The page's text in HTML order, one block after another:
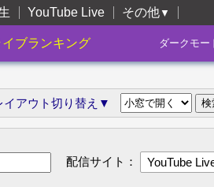
YouTube Live その他▼
ブランキング ダークモー
イアウト切り替え▼
配信サイト：
YouTube